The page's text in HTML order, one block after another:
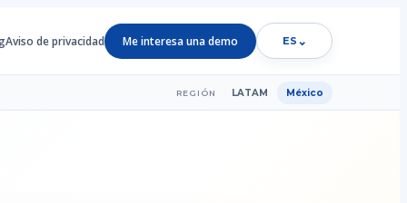
Aviso de privacidad Me interesa una demo ES ⌄
REGIÓN LATAM México